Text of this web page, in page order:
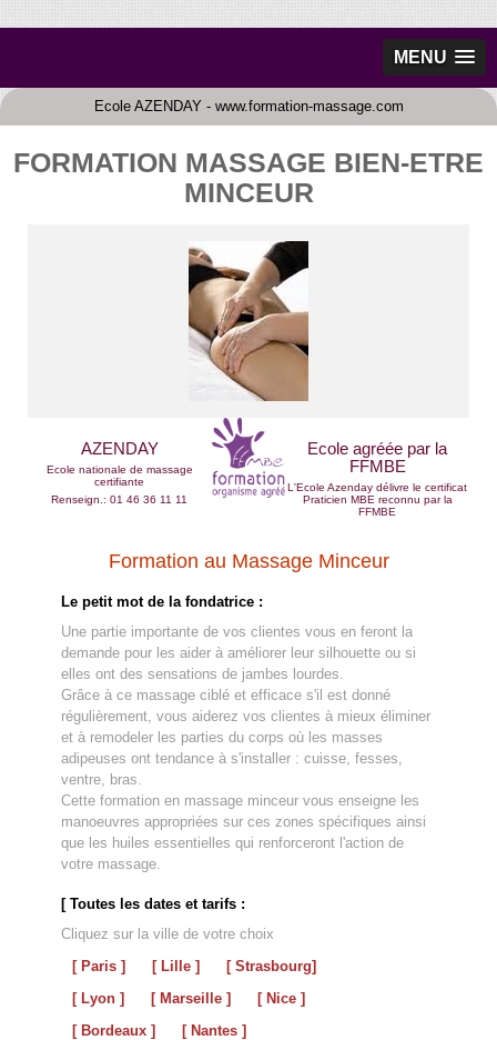
MENU
Ecole AZENDAY - www.formation-massage.com
FORMATION MASSAGE BIEN-ETRE
MINCEUR
AZENDAY
Ecole nationale de massage
certifiante
Renseign.: 01 46 36 11 11
Ecole agréée par la
FFMBE
L'Ecole Azenday délivre le certificat
Praticien MBE reconnu par la
FFMBE
Formation au Massage Minceur
Le petit mot de la fondatrice :
Une partie importante de vos clientes vous en feront la
demande pour les aider à améliorer leur silhouette ou si
elles ont des sensations de jambes lourdes.
Grâce à ce massage ciblé et efficace s'il est donné
régulièrement, vous aiderez vos clientes à mieux éliminer
et à remodeler les parties du corps où les masses
adipeuses ont tendance à s'installer : cuisse, fesses,
ventre, bras.
Cette formation en massage minceur vous enseigne les
manoeuvres appropriées sur ces zones spécifiques ainsi
que les huiles essentielles qui renforceront l'action de
votre massage.
[ Toutes les dates et tarifs :
Cliquez sur la ville de votre choix
[ Paris ]
[ Lille ]
[ Strasbourg]
[ Lyon ]
[ Marseille ]
[ Nice ]
[ Bordeaux ]
[ Nantes ]